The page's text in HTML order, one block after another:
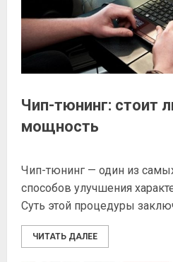
Чип-тюнинг: стоит
мощность
Чип-тюнинг — один из
способов улучшения
Суть этой процедуры
ЧИТАТЬ ДАЛЕЕ